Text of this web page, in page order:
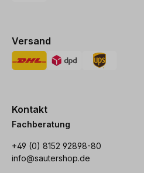
Versand
Kontakt
Fachberatung
+49 (0) 8152 92898-80
info@sautershop.de